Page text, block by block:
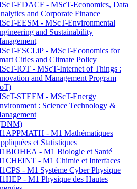
EDACF - MScT-Economics, Data
and Corporate Finance
EESM - MScT-Environmental
and Sustainability
ESCLiP - MScT-Economics for
Cities and Climate Policy
IOT - MScT-Internet of Things :
and Management Program
STEEM - MScT-Energy
: Science Technology &
- M1 Mathématiques
et Statistiques
- M1 Biologie et Santé
- M1 Chimie et Interfaces
- M1 Système Cyber Physique
- M1 Physique des Hautes